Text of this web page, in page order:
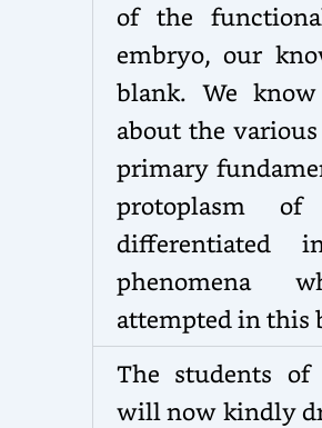
of the
embryo, our
blank. We
about the
primary
protoplasm
differentiated
phenomena
attempted in this
The students of
will now kindly